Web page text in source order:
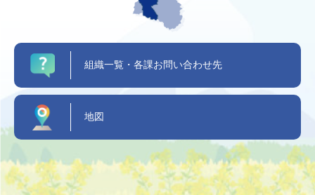
組織一覧・各課お問い合わせ先
地図